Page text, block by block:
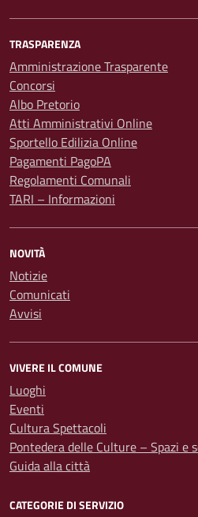
TRASPARENZA
Amministrazione Trasparente
Concorsi
Albo Pretorio
Atti Amministrativi Online
Sportello Edilizia Online
Pagamenti PagoPA
Regolamenti Comunali
TARI – Informazioni
NOVITÀ
Notizie
Comunicati
Avvisi
VIVERE IL COMUNE
Luoghi
Eventi
Cultura Spettacoli
Pontedera delle Culture – Spazi e
Guida alla città
CATEGORIE DI SERVIZIO